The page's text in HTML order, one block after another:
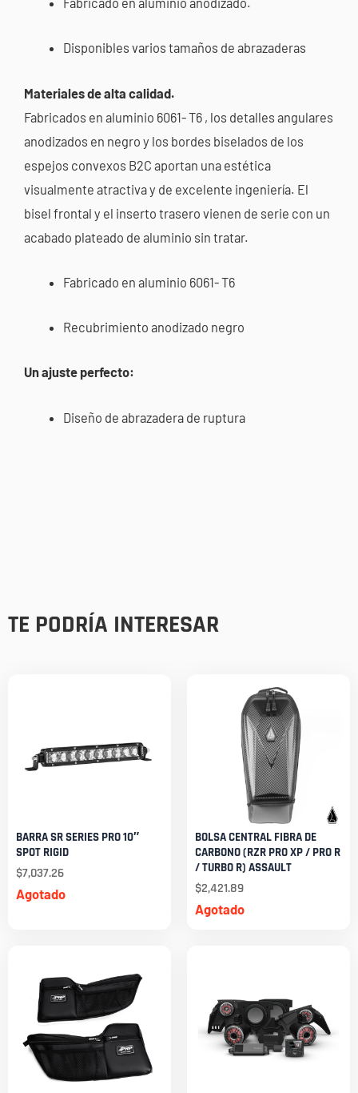
Disponibles varios tamaños de abrazaderas
Materiales de alta calidad.
Fabricados en aluminio 6061-T6 , los detalles angulares
anodizados en negro y los bordes biselados de los
espejos convexos B2C aportan una estética
visualmente atractiva y de excelente ingeniería. El
bisel frontal y el inserto trasero vienen de serie con un
acabado plateado de aluminio sin tratar.
Fabricado en aluminio 6061-T6
Recubrimiento anodizado negro
Un ajuste perfecto:
Diseño de abrazadera de ruptura
TE PODRÍA INTERESAR
Agotado
BARRA SR SERIES PRO 10″
SPOT RIGID
$7,037.26
Agotado
BOLSA CENTRAL FIBRA DE
CARBONO (RZR PRO XP / PRO R
/ TURBO R) ASSAULT
$2,421.89